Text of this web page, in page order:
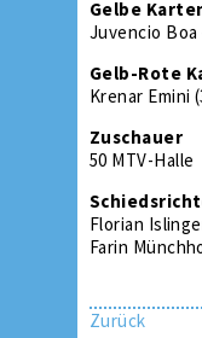
Gelbe
Juvencio
Gelb-Rote
Krenar Emini
Zuschauer
50 MTV-Halle
Florian
Farin
Zurück